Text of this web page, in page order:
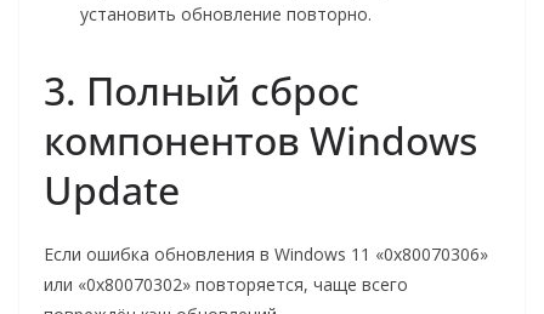
установить обновление повторно.
3. Полный сброс
компонентов Windows
Update
Если ошибка обновления в Windows 11 «0x80070306»
или «0x80070302» повторяется, чаще всего